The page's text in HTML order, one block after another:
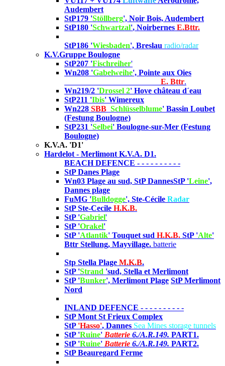
Audembert
StP179 'Stöllberg', Noir Bois, Audembert
StP180 'Schwartzal', Noirbernes E.Bttr.
StP186 'Wiesbaden', Breslau radio/radar
K.V.Gruppe Boulogne
StP207 'Fischreiher'
Wn208 'Gabelweihe', Pointe aux Oies
E. Bttr.
Wn219/2 'Drossel 2' Hove château d´eau
StP211 'Ibis' Wimereux
Wn228 SBB Schlüsselblume' Bassin Loubet
(Festung Boulogne)
StP231 'Selbei' Boulogne-sur-Mer (Festung
Boulogne)
K.V.A. 'D1'
Hardelot - Merlimont K.V.A. D1.
BEACH DEFENCE - - - - - - - - - -
StP Danes Plage
Wn03 Plage au sud, StP DannesStP 'Leine',
Dannes plage
FuMG 'Bulldogge', Ste-Cécile Radar
StP Ste-Cecile H.K.B.
StP 'Gabriel'
StP 'Orakel'
StP 'Atlantik' Touquet sud H.K.B. StP 'Alte'
Bttr Stellung, Mayvillage. batterie
Stp Stella Plage M.K.B.
StP 'Strand 'sud, Stella et Merlimont
StP 'Bunker', Merlimont Plage StP Merlimont
Nord
INLAND DEFENCE - - - - - - - - - -
StP Mont St Frieux Complex
StP 'Hasso', Dannes Sea Mines storage tunnels
StP 'Ruine' Batterie 6./A.R.149. PART1.
StP 'Ruine' Batterie 6./A.R.149. PART2.
StP Beauregard Ferme